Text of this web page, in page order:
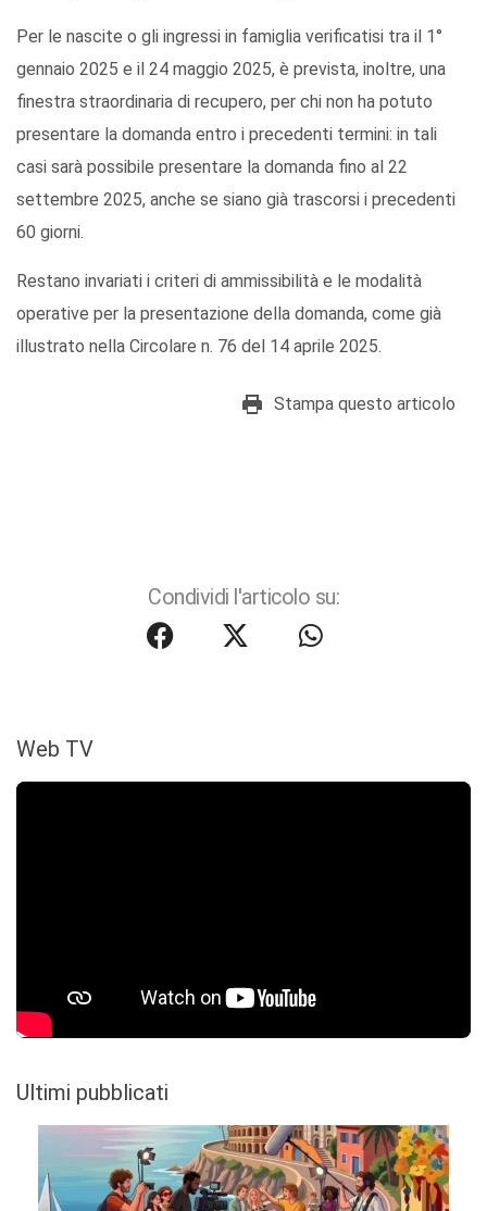
Per le nascite o gli ingressi in famiglia verificatisi tra il 1°
gennaio 2025 e il 24 maggio 2025, è prevista, inoltre, una
finestra straordinaria di recupero, per chi non ha potuto
presentare la domanda entro i precedenti termini: in tali
casi sarà possibile presentare la domanda fino al 22
settembre 2025, anche se siano già trascorsi i precedenti
60 giorni.
Restano invariati i criteri di ammissibilità e le modalità
operative per la presentazione della domanda, come già
illustrato nella Circolare n. 76 del 14 aprile 2025.
Stampa questo articolo
Condividi l'articolo su:
Web TV
Ultimi pubblicati